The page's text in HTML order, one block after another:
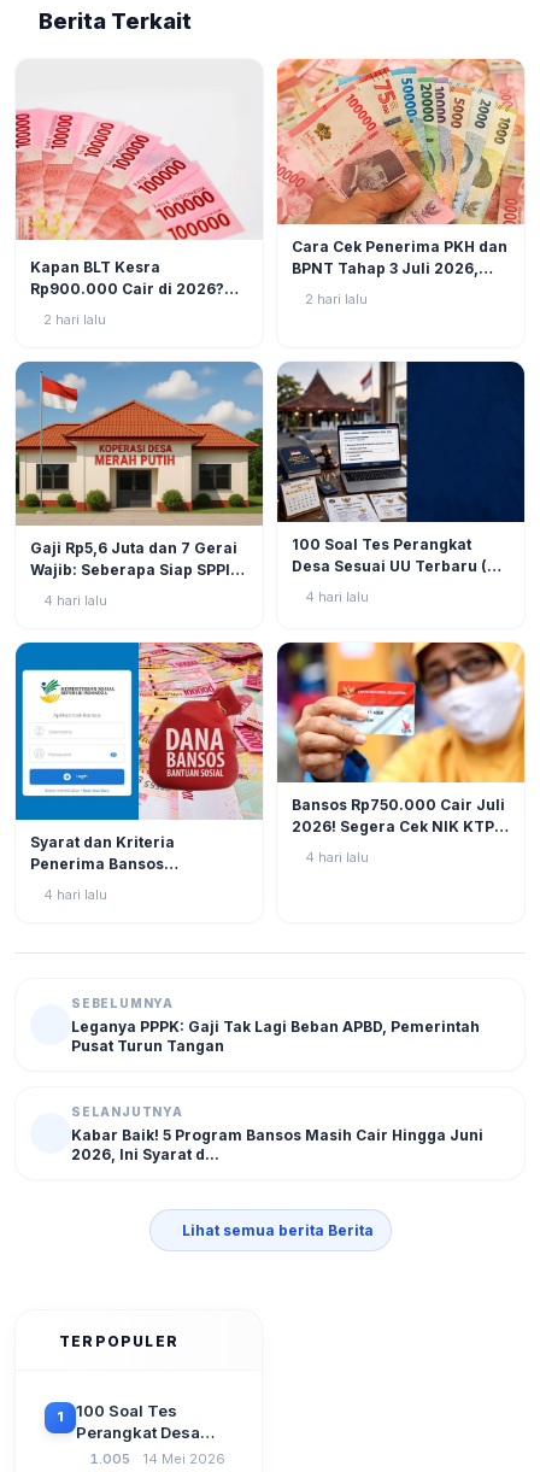
Berita Terkait
Kapan BLT Kesra
Rp900.000 Cair di 2026?
2 hari lalu
Cara Cek Penerima PKH dan
BPNT Tahap 3 Juli 2026,
2 hari lalu
Gaji Rp5,6 Juta dan 7 Gerai
Wajib: Seberapa Siap SPPI
Menjalankan Ambiguitas
4 hari lalu
100 Soal Tes Perangkat
Desa Sesuai UU Terbaru (UU
No. 3 Tahun 2024 & PP No.
4 hari lalu
Syarat dan Kriteria
Penerima Bansos
4 hari lalu
Bansos Rp750.000 Cair Juli
2026! Segera Cek NIK KTP
4 hari lalu
SEBELUMNYA
Leganya PPPK: Gaji Tak Lagi Beban APBD, Pemerintah
Pusat Turun Tangan
SELANJUTNYA
Kabar Baik! 5 Program Bansos Masih Cair Hingga Juni
2026, Ini Syarat d...
Lihat semua berita Berita
TERPOPULER
1
100 Soal Tes
Perangkat Desa
Terbaru 2026
1.005 14 Mei 2026